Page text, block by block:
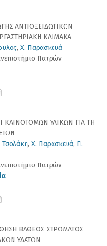
ΑΝΤΙΟΞΕΙΔΩΤΙΚΩΝ
ΚΛΙΜΑΚΑ
, Χ. Παρασκευά
Πατρών
ΥΛΙΚΩΝ ΓΙΑ ΤΗ
Τσολάκη, Χ. Παρασκευά, Π.
Πατρών
ΒΑΘΕΟΣ ΣΤΡΩΜΑΤΟΣ
ΥΔΑΤΩΝ